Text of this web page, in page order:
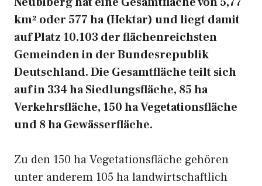
km² oder 577 ha (Hektar) und liegt damit
auf Platz 10.103 der flächenreichsten
Gemeinden in der Bundesrepublik
Deutschland. Die Gesamtfläche teilt sich
auf in 334 ha Siedlungsfläche, 85 ha
Verkehrsfläche, 150 ha Vegetationsfläche
und 8 ha Gewässerfläche.
Zu den 150 ha Vegetationsfläche gehören
unter anderem 105 ha landwirtschaftlich